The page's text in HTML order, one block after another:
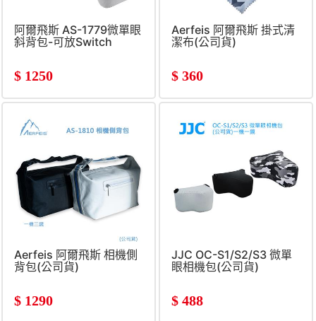
阿爾飛斯 AS-1779微單眼
斜背包-可放Switch
$ 1250
Aerfeis 阿爾飛斯 掛式清
潔布(公司貨)
$ 360
Aerfeis 阿爾飛斯 相機側
背包(公司貨)
$ 1290
JJC OC-S1/S2/S3 微單
眼相機包(公司貨)
$ 488